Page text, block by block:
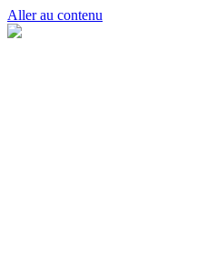
Aller au contenu